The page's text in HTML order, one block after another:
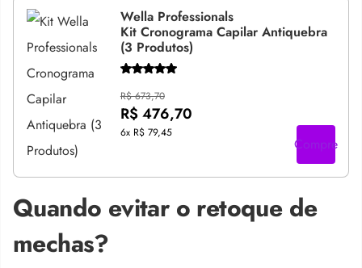
Wella Professionals
Kit Cronograma Capilar Antiquebra
(3 Produtos)
R$ 673,70
R$ 476,70
6x R$ 79,45
Compre
Quando evitar o retoque de
mechas?